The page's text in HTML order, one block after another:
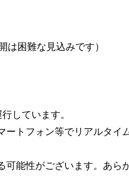
は困難な見込みです）
しています。
ートフォン等でリアルタイ
能性がございます。あら